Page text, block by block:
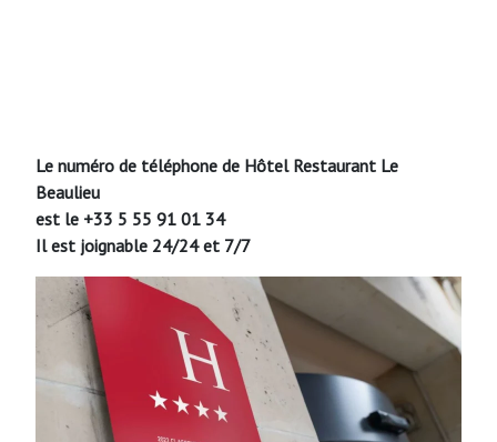
Le numéro de téléphone de Hôtel Restaurant Le
Beaulieu
est le +33 5 55 91 01 34
Il est joignable 24/24 et 7/7